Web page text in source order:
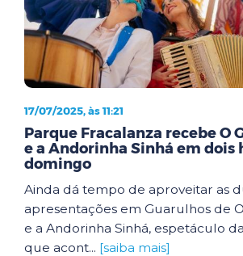
17/07/2025, às 11:21
Parque Fracalanza recebe O
e a Andorinha Sinhá em dois
domingo
Ainda dá tempo de aproveitar as
apresentações em Guarulhos de
e a Andorinha Sinhá, espetáculo
que acont... [saiba mais]